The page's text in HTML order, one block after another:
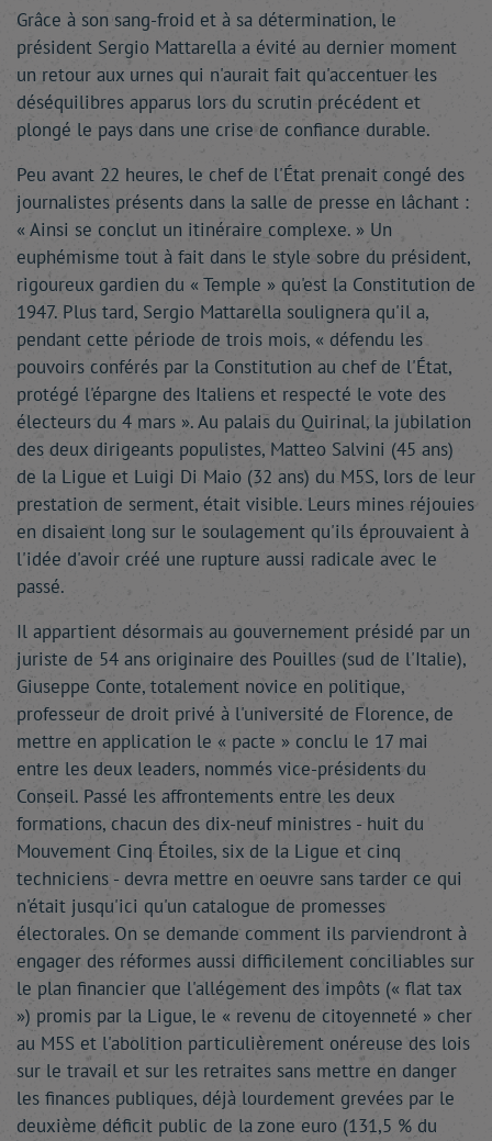
Grâce à son sang-froid et à sa détermination, le
président Sergio Mattarella a évité au dernier moment
un retour aux urnes qui n'aurait fait qu'accentuer les
déséquilibres apparus lors du scrutin précédent et
plongé le pays dans une crise de confiance durable.
Peu avant 22 heures, le chef de l'État prenait congé des
journalistes présents dans la salle de presse en lâchant :
« Ainsi se conclut un itinéraire complexe. » Un
euphémisme tout à fait dans le style sobre du président,
rigoureux gardien du « Temple » qu'est la Constitution de
1947. Plus tard, Sergio Mattarella soulignera qu'il a,
pendant cette période de trois mois, « défendu les
pouvoirs conférés par la Constitution au chef de l'État,
protégé l'épargne des Italiens et respecté le vote des
électeurs du 4 mars ». Au palais du Quirinal, la jubilation
des deux dirigeants populistes, Matteo Salvini (45 ans)
de la Ligue et Luigi Di Maio (32 ans) du M5S, lors de leur
prestation de serment, était visible. Leurs mines réjouies
en disaient long sur le soulagement qu'ils éprouvaient à
l'idée d'avoir créé une rupture aussi radicale avec le
passé.
Il appartient désormais au gouvernement présidé par un
juriste de 54 ans originaire des Pouilles (sud de l'Italie),
Giuseppe Conte, totalement novice en politique,
professeur de droit privé à l'université de Florence, de
mettre en application le « pacte » conclu le 17 mai
entre les deux leaders, nommés vice-présidents du
Conseil. Passé les affrontements entre les deux
formations, chacun des dix-neuf ministres - huit du
Mouvement Cinq Étoiles, six de la Ligue et cinq
techniciens - devra mettre en oeuvre sans tarder ce qui
n'était jusqu'ici qu'un catalogue de promesses
électorales. On se demande comment ils parviendront à
engager des réformes aussi difficilement conciliables sur
le plan financier que l'allégement des impôts (« flat tax
») promis par la Ligue, le « revenu de citoyenneté » cher
au M5S et l'abolition particulièrement onéreuse des lois
sur le travail et sur les retraites sans mettre en danger
les finances publiques, déjà lourdement grevées par le
deuxième déficit public de la zone euro (131,5 % du